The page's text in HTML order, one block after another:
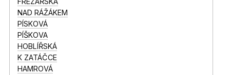
NAD RÁŽÁKEM
PÍSKOVÁ
PÍŠKOVA
HOBLÍŘSKÁ
K ZATÁČCE
HAMROVÁ